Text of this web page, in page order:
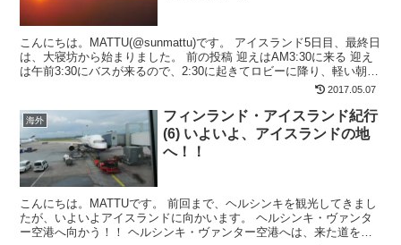
こんにちは。MATTU(@sunmattu)です。 アイスランド5日目、最終日
は、大寝坊から始まりました。 前の投稿 迎えはAM3:30に来る 迎え
は午前3:30にバスが来るので、2:30に起きてロビーに降り、軽い朝食
2017.05.07
海外
フィンランド・アイスランド紀行
(6) いよいよ、アイスランドの地
へ！！
こんにちは。MATTUです。 前回まで、ヘルシンキを観光してきまし
たが、いよいよアイスランドに向かいます。 ヘルシンキ・ヴァンタ
ー空港へ向かう！！ ヘルシンキ・ヴァンター空港へは、来た道を逆